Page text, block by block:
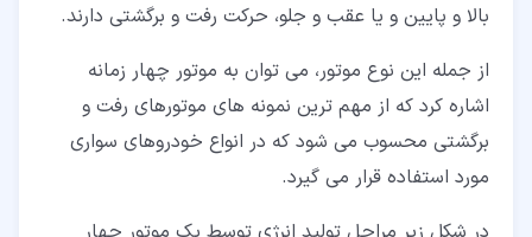
بالا و پایین و یا عقب و جلو، حرکت رفت و برگشتی دارند.
از جمله این نوع موتور، می توان به موتور چهار زمانه
اشاره کرد که از مهم ترین نمونه های موتورهای رفت و
برگشتی محسوب می شود که در انواع خودروهای سواری
مورد استفاده قرار می گیرد.